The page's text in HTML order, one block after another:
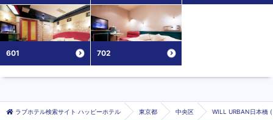
601 702
ラブホテル検索サイト ハッピーホテル 東京都 中央区 WILL URBAN日本橋